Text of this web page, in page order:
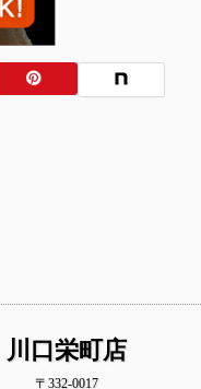
川口栄町店
〒332-0017